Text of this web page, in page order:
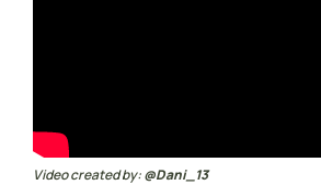
Video created by:@Dani_13